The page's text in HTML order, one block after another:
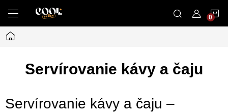
obsah
Domov
Servírovanie kávy a čaju
Servírovanie kávy a čaju –